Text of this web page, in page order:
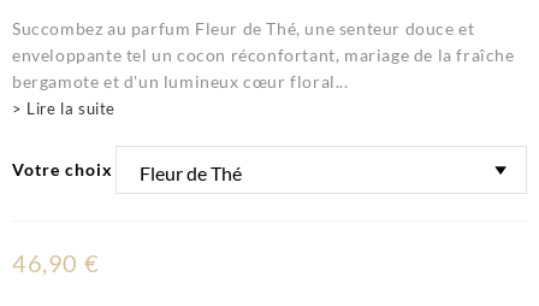
Succombez au parfum Fleur de Thé, une senteur douce et
enveloppante tel un cocon réconfortant, mariage de la fraîche
bergamote et d'un lumineux cœur floral...
> Lire la suite
Votre choix
46,90 €